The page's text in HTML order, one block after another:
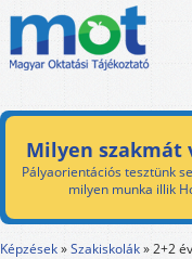
Milyen szakmát
Pályaorientációs tesztünk
milyen munka illik
Képzések»Szakiskolák»2+2